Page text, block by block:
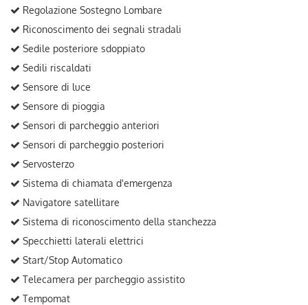
Regolazione Sostegno Lombare
Riconoscimento dei segnali stradali
Sedile posteriore sdoppiato
Sedili riscaldati
Sensore di luce
Sensore di pioggia
Sensori di parcheggio anteriori
Sensori di parcheggio posteriori
Servosterzo
Sistema di chiamata d'emergenza
Navigatore satellitare
Sistema di riconoscimento della stanchezza
Specchietti laterali elettrici
Start/Stop Automatico
Telecamera per parcheggio assistito
Tempomat